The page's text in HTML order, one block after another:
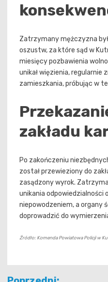
Zatrzymany mężczyzna
oszustw, za które sąd w
miesięcy pozbawienia
unikał więzienia, regularnie
zamieszkania, próbując w
zakładu
Po zakończeniu
został przewieziony do
zasądzony wyrok.
unikania
niepowodzeniem, a organy
doprowadzić do
Źródło: Komenda Powiatowa Policji w
Nawigacja